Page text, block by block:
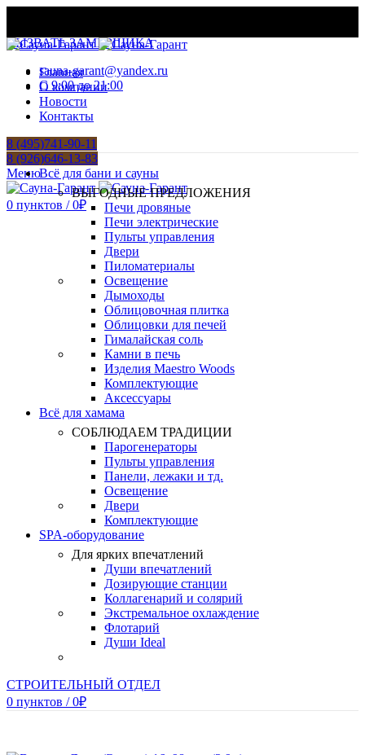
ВЫЗВАТЬ ЗАМЕРЩИКА
sauna-garant@yandex.ru
C 9:00 до 21:00
Главная
О компании
Новости
Контакты
8 (495)741-90-11
8 (926)646-13-83
Меню
0 пунктов / 0₽
Всё для бани и сауны
ВЫГОДНЫЕ ПРЕДЛОЖЕНИЯ
Печи дровяные
Печи электрические
Пульты управления
Двери
Пиломатериалы
Освещение
Дымоходы
Облицовочная плитка
Облицовки для печей
Гималайская соль
Камни в печь
Изделия Maestro Woods
Комплектующие
Аксессуары
Всё для хамама
СОБЛЮДАЕМ ТРАДИЦИИ
Парогенераторы
Пульты управления
Панели, лежаки и тд.
Освещение
Двери
Комплектующие
SPA-оборудование
Для ярких впечатлений
Души впечатлений
Дозирующие станции
Коллагенарий и солярий
Экстремальное охлаждение
Флотарий
Души Ideal
СТРОИТЕЛЬНЫЙ ОТДЕЛ
0 пунктов / 0₽